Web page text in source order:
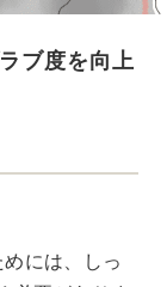
ブ度を向上
には、しっ